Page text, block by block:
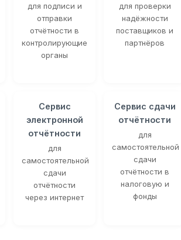
для подписи и
отправки
отчётности в
контролирующие
органы
для проверки
надёжности
поставщиков и
партнёров
Сервис
электронной
отчётности
для
самостоятельной
сдачи
отчётности
через интернет
Сервис сдачи
отчётности
для
самостоятельной
сдачи
отчётности в
налоговую и
фонды